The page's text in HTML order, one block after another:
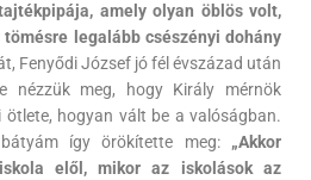
amely olyan öblös volt,
tömésre legalább csészényi dohány
Fenyődi József jó fél évszázad után
nézzük meg, hogy Király mérnök
ötlete, hogyan vált be a valóságban.
így örökítette meg: „Akkor
elől, mikor az iskolások az